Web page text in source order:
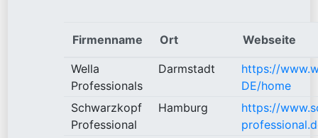
Firmenname Ort Webseite
Wella
Professionals
Darmstadt
https://
DE/home
Schwarzkopf
Professional
Hamburg
https://